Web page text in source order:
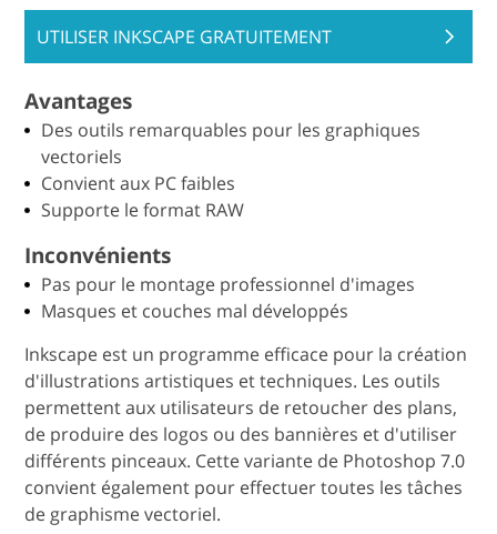
UTILISER INKSCAPE GRATUITEMENT
Avantages
Des outils remarquables pour les graphiques
vectoriels
Convient aux PC faibles
Supporte le format RAW
Inconvénients
Pas pour le montage professionnel d'images
Masques et couches mal développés
Inkscape est un programme efficace pour la création
d'illustrations artistiques et techniques. Les outils
permettent aux utilisateurs de retoucher des plans,
de produire des logos ou des bannières et d'utiliser
différents pinceaux. Cette variante de Photoshop 7.0
convient également pour effectuer toutes les tâches
de graphisme vectoriel.